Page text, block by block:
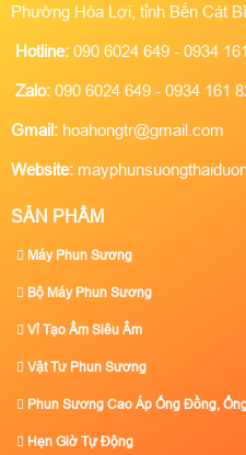
Phường Hòa Lợi, tỉnh Bến Cát
Hotline: 090 6024 649 - 0934
Zalo: 090 6024 649 - 0934 161
Gmail: hoahongtr@gmail.com
Website:
SẢN PHẨM
Máy Phun Sương
Bộ Máy Phun Sương
Vỉ Tạo Ẩm Siêu Âm
Vật Tư Phun Sương
Phun Sương Cao Áp Ống Đồng,
Hẹn Giờ Tự Động